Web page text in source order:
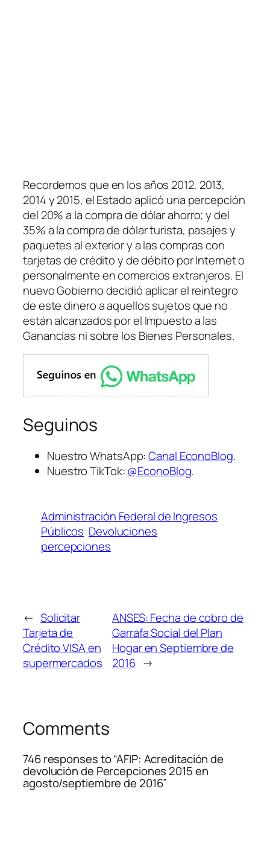
Recordemos que en los años 2012, 2013,
2014 y 2015, el Estado aplicó una percepción
del 20% a la compra de dólar ahorro; y del
35% a la compra de dólar turista, pasajes y
paquetes al exterior y a las compras con
tarjetas de crédito y de débito por Internet o
personalmente en comercios extranjeros. El
nuevo Gobierno decidió aplicar el reintegro
de este dinero a aquellos sujetos que no
están alcanzados por el Impuesto a las
Ganancias ni sobre los Bienes Personales.
Seguinos
Nuestro WhatsApp:Canal EconoBlog.
Nuestro TikTok:@EconoBlog.
Administración Federal de Ingresos
Públicos Devoluciones
percepciones
← Solicitar
Tarjeta de
Crédito VISA en
supermercados
ANSES: Fecha de cobro de
Garrafa Social del Plan
Hogar en Septiembre de
2016 →
Comments
746 responses to “AFIP: Acreditación de
devolución de Percepciones 2015 en
agosto/septiembre de 2016”